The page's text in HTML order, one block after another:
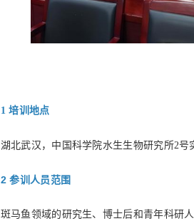
1 培训地点
湖北武汉，中国科学院水生生物研究所2
2 参训人员范围
斑马鱼领域的研究生、博士后和青年科研